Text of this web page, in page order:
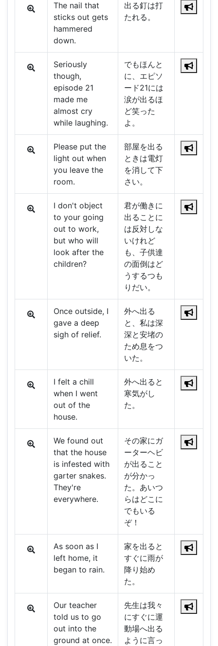
The nail that
sticks out gets
hammered
down.
出る釘は打
たれる。
Seriously
though,
episode 21
made me
almost cry
while laughing.
でもほんと
に、エピソ
ード21には
涙が出るほ
ど笑った
よ。
Please put the
light out when
you leave the
room.
部屋を出る
ときは電灯
を消して下
さい。
I don't object
to your going
out to work,
but who will
look after the
children?
君が働きに
出ることに
は反対しな
いけれど
も、子供達
の面倒はど
うするつも
りだい。
Once outside, I
gave a deep
sigh of relief.
外へ出る
と、私は深
深と安堵の
ため息をつ
いた。
I felt a chill
when I went
out of the
house.
外へ出ると
寒気がし
た。
We found out
that the house
is infested with
garter snakes.
They're
everywhere.
その家にガ
ーターヘビ
が出ること
が分かっ
た。あいつ
らはどこに
でもいる
ぞ！
As soon as I
left home, it
began to rain.
家を出ると
すぐに雨が
降り始め
た。
Our teacher
told us to go
out into the
ground at once.
先生は我々
にすぐに運
動場へ出る
ように言っ